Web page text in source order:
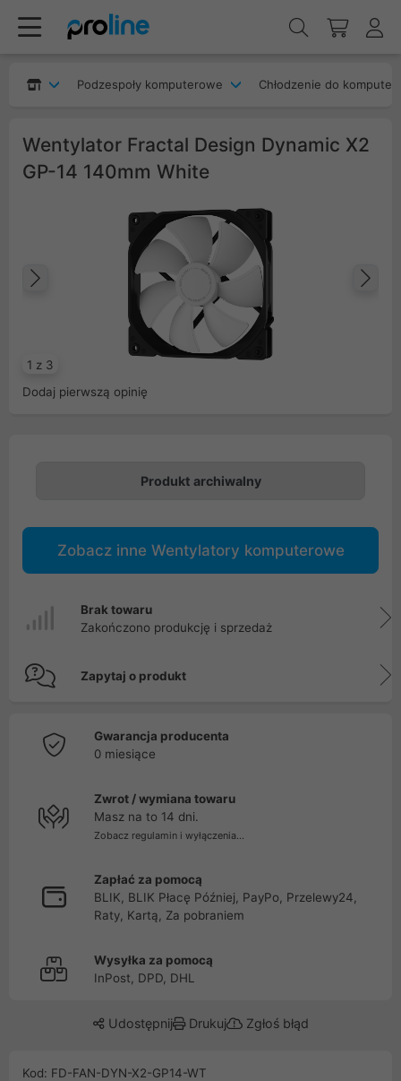
Podzespoły komputerowe Chłodzenie do
Wentylator Fractal Design Dynamic X2
GP-14 140mm White
1 z 3
Poprzedni
Dodaj pierwszą opinię
Produkt archiwalny
Zobacz inne Wentylatory komputerowe
Brak towaru
Zakończono produkcję i sprzedaż
Zapytaj o produkt
Gwarancja producenta
0 miesiące
Zwrot / wymiana towaru
Masz na to 14 dni.
Zobacz regulamin i wyłączenia...
Zapłać za pomocą
BLIK, BLIK Płacę Później, PayPo, Przelewy24,
Raty, Kartą, Za pobraniem
Wysyłka za pomocą
InPost, DPD, DHL
Udostępnij Drukuj Zgłoś błąd
Kod: FD-FAN-DYN-X2-GP14-WT